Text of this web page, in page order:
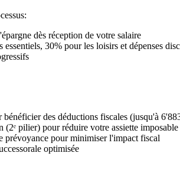
dès réception de votre salaire
30% pour les loisirs et dépenses
bénéficier des déductions fiscales (jusqu'à
(2ᵉ pilier) pour réduire votre assiette imposable
prévoyance pour minimiser l'impact fiscal
optimisée